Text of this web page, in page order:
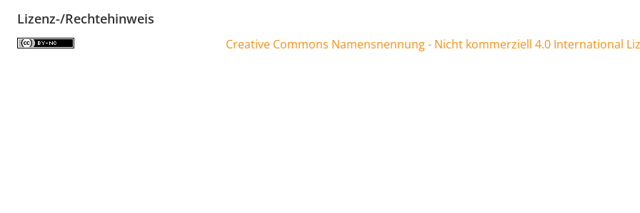
Lizenz-/Rechtehinweis
Creative Commons Namensnennung - Nicht kommerziell 4.0 International